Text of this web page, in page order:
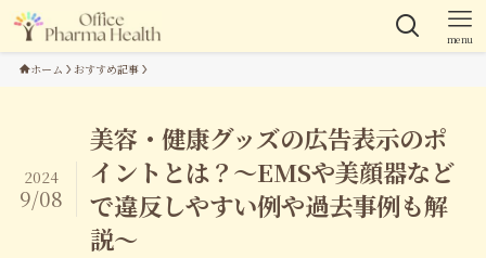
menu
ホーム おすすめ記事
美容・健康グッズの広告表示のポ
イントとは？～EMSや美顔器など
で違反しやすい例や過去事例も解
説～
2024
9/08